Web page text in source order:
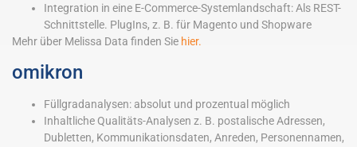
Integration in eine E-Commerce-Systemlandschaft: Als REST-
Schnittstelle. PlugIns, z. B. für Magento und Shopware
Mehr über Melissa Data finden Sie hier.
omikron
Füllgradanalysen: absolut und prozentual möglich
Inhaltliche Qualitäts-Analysen z. B. postalische Adressen,
Dubletten, Kommunikationsdaten, Anreden, Personennamen,